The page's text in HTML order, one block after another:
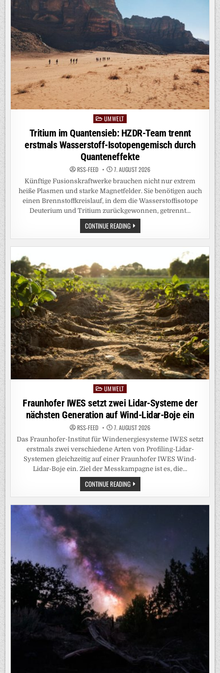
PostedUMWELT
Tritium im Quantensieb: HZDR-Team trennt
erstmals Wasserstoff-Isotopengemisch durch
Quanteneffekte
RSS-FEED 7. AUGUST 2026
Künftige Fusionskraftwerke brauchen nicht nur extrem
heiße Plasmen und starke Magnetfelder. Sie benötigen auch
einen Brennstoffkreislauf, in dem die Wasserstoffisotope
Deuterium und Tritium zurückgewonnen, getrennt…
CONTINUE READINGTRITIUM
IM
QUANTENSIEB:
HZDR-
ERSTMALS
WASSERSTOFF-
ISOTOPENGEMISCH
DURCH
QUANTENEFFEKTE
Posted
in
UMWELT
Fraunhofer IWES setzt zwei Lidar-Systeme der
nächsten Generation auf Wind-Lidar-Boje ein
RSS-FEED 7. AUGUST 2026
Das Fraunhofer-Institut für Windenergiesysteme IWES setzt
erstmals zwei verschiedene Arten von Profiling-Lidar-
Systemen gleichzeitig auf einer Fraunhofer IWES Wind-
Lidar-Boje ein. Ziel der Messkampagne ist es, die…
CONTINUE READINGFRAUNHOFER
IWES
SETZT
ZWEI
BOJE
EIN